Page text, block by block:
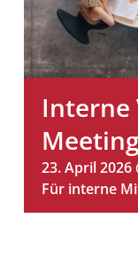
Interne
Meeting
23. April 2026